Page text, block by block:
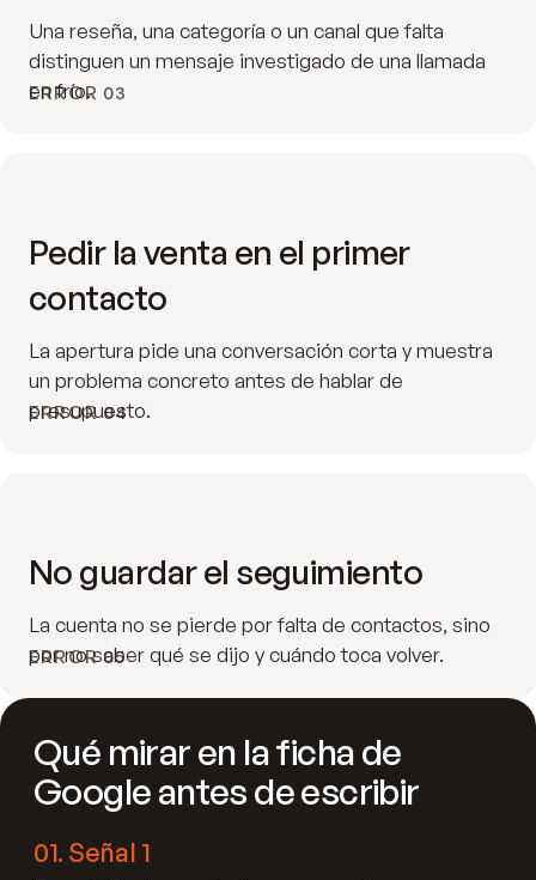
ERROR 03
Una reseña, una categoría o un canal que falta
distinguen un mensaje investigado de una llamada
en frío.
ERROR 04
Pedir la venta en el primer
contacto
La apertura pide una conversación corta y muestra
un problema concreto antes de hablar de
presupuesto.
ERROR 05
No guardar el seguimiento
La cuenta no se pierde por falta de contactos, sino
por no saber qué se dijo y cuándo toca volver.
Qué mirar en la ficha de
Google antes de escribir
01. Señal 1